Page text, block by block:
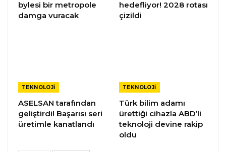
bylesi bir metropole
damga vuracak
hedefliyor! 2028 rotası
çizildi
TEKNOLOJI
ASELSAN tarafından
geliştirdi! Başarısı seri
üretimle kanatlandı
TEKNOLOJI
Türk bilim adamı
ürettiği cihazla ABD’li
teknoloji devine rakip
oldu